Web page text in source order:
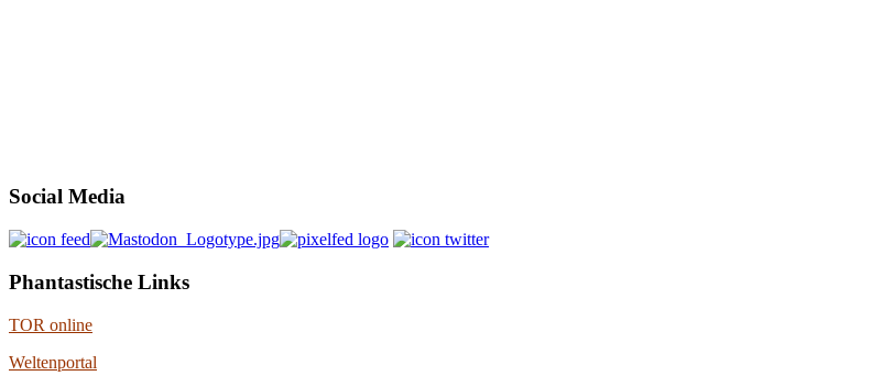
Social Media
Phantastische Links
TOR online
Weltenportal